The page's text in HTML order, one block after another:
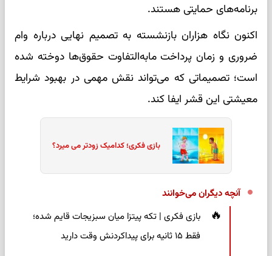
برنامه‌های حمایتی هستند.
اکنون نگاه هزاران بازنشسته به تصمیم نهایی درباره وام
ضروری و زمان پرداخت مابه‌التفاوت حقوق‌ها دوخته شده
است؛ تصمیماتی که می‌تواند نقش مهمی در بهبود شرایط
معیشتی این قشر ایفا کند.
بازی فکری؛ کدامیک زودتر می میرد؟
آنچه دیگران می‌خوانند
بازی فکری | تکه پیتزا میان سبزیجات قایم شده؛
فقط ۱۵ ثانیه برای پیداکردنش وقت دارید